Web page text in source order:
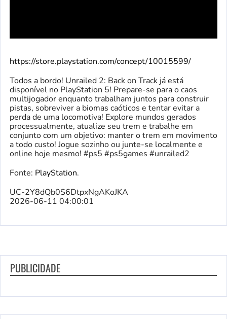
https://store.playstation.com/concept/10015599/
Todos a bordo! Unrailed 2: Back on Track já está
disponível no PlayStation 5! Prepare-se para o caos
multijogador enquanto trabalham juntos para construir
pistas, sobreviver a biomas caóticos e tentar evitar a
perda de uma locomotiva! Explore mundos gerados
processualmente, atualize seu trem e trabalhe em
conjunto com um objetivo: manter o trem em movimento
a todo custo! Jogue sozinho ou junte-se localmente e
online hoje mesmo! #ps5 #ps5games #unrailed2
Fonte: PlayStation.
UC-2Y8dQb0S6DtpxNgAKoJKA
2026-06-11 04:00:01
PUBLICIDADE